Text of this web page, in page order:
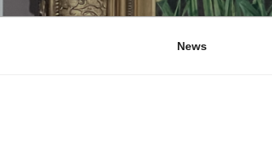
キ
News